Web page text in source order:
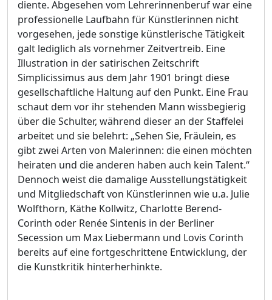
diente. Abgesehen vom Lehrerinnenberuf war eine
professionelle Laufbahn für Künstlerinnen nicht
vorgesehen, jede sonstige künstlerische Tätigkeit
galt lediglich als vornehmer Zeitvertreib. Eine
Illustration in der satirischen Zeitschrift
Simplicissimus aus dem Jahr 1901 bringt diese
gesellschaftliche Haltung auf den Punkt. Eine Frau
schaut dem vor ihr stehenden Mann wissbegierig
über die Schulter, während dieser an der Staffelei
arbeitet und sie belehrt: „Sehen Sie, Fräulein, es
gibt zwei Arten von Malerinnen: die einen möchten
heiraten und die anderen haben auch kein Talent.“
Dennoch weist die damalige Ausstellungstätigkeit
und Mitgliedschaft von Künstlerinnen wie u.a. Julie
Wolfthorn, Käthe Kollwitz, Charlotte Berend-
Corinth oder Renée Sintenis in der Berliner
Secession um Max Liebermann und Lovis Corinth
bereits auf eine fortgeschrittene Entwicklung, der
die Kunstkritik hinterherhinkte.